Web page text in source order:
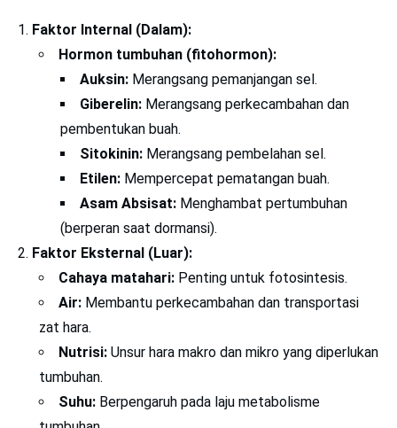
Faktor Internal (Dalam):
Hormon tumbuhan (fitohormon):
Auksin: Merangsang pemanjangan sel.
Giberelin: Merangsang perkecambahan dan
pembentukan buah.
Sitokinin: Merangsang pembelahan sel.
Etilen: Mempercepat pematangan buah.
Asam Absisat: Menghambat pertumbuhan
(berperan saat dormansi).
Faktor Eksternal (Luar):
Cahaya matahari: Penting untuk fotosintesis.
Air: Membantu perkecambahan dan transportasi
zat hara.
Nutrisi: Unsur hara makro dan mikro yang diperlukan
tumbuhan.
Suhu: Berpengaruh pada laju metabolisme